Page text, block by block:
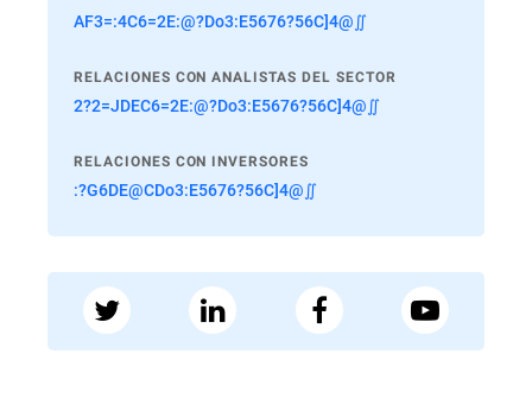
AF3=:4C6=2E:@?Do3:E5676?56C]4@∬
RELACIONES CON ANALISTAS DEL SECTOR
2?2=JDEC6=2E:@?Do3:E5676?56C]4@∬
RELACIONES CON INVERSORES
:?G6DE@CDo3:E5676?56C]4@∬